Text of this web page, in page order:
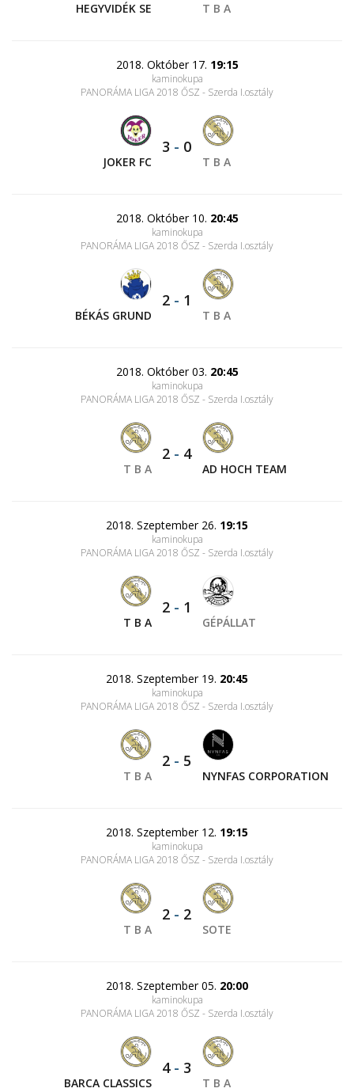
HEGYVIDÉK SE T B A
2018. Október 17. 19:15
kaminokupa
PANORÁMA LIGA 2018 ŐSZ - Szerda I.osztály
JOKER FC
3 - 0
T B A
2018. Október 10. 20:45
kaminokupa
PANORÁMA LIGA 2018 ŐSZ - Szerda I.osztály
BÉKÁS GRUND
2 - 1
T B A
2018. Október 03. 20:45
kaminokupa
PANORÁMA LIGA 2018 ŐSZ - Szerda I.osztály
T B A
2 - 4
AD HOCH TEAM
2018. Szeptember 26. 19:15
kaminokupa
PANORÁMA LIGA 2018 ŐSZ - Szerda I.osztály
T B A
2 - 1
GÉPÁLLAT
2018. Szeptember 19. 20:45
kaminokupa
PANORÁMA LIGA 2018 ŐSZ - Szerda I.osztály
T B A
2 - 5
NYNFAS CORPORATION
2018. Szeptember 12. 19:15
kaminokupa
PANORÁMA LIGA 2018 ŐSZ - Szerda I.osztály
T B A
2 - 2
SOTE
2018. Szeptember 05. 20:00
kaminokupa
PANORÁMA LIGA 2018 ŐSZ - Szerda I.osztály
BARCA CLASSICS
4- 3
T B A